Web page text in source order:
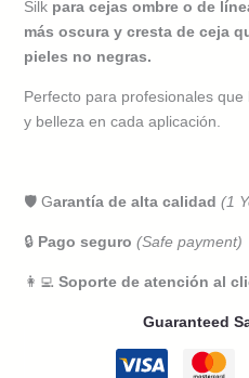
Silk para cejas ombre o de
más oscura y cresta de ceja
pieles no negras.
Perfecto para profesionales
y belleza en cada aplicación.
🛡️ Garantía de alta calidad (1
🔒 Pago seguro (Safe payment)
👩‍💻 Soporte de atención al
Guaranteed